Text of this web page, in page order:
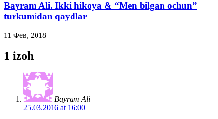
Bayram Ali. Ikki hikoya & “Men bilgan ochun”
turkumidan qaydlar
11 Фев, 2018
1 izoh
Bayram Ali
25.03.2016 at 16:00